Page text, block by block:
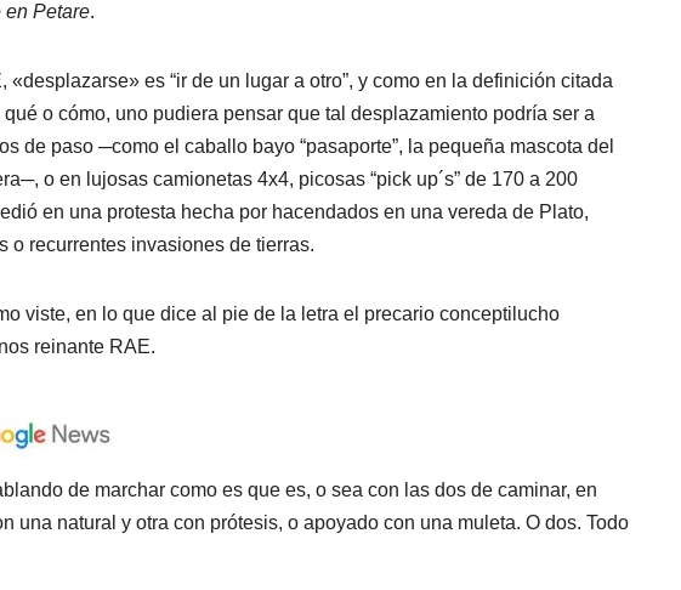
en Petare.
«desplazarse» es “ir de un lugar a otro”, y como en la definición citada
o cómo, uno pudiera pensar que tal desplazamiento podría ser a
de paso ─como el caballo bayo “pasaporte”, la pequeña mascota del
o en lujosas camionetas 4x4, picosas “pick up´s” de 170 a 200
en una protesta hecha por hacendados en una vereda de Plato,
o recurrentes invasiones de tierras.
viste, en lo que dice al pie de la letra el precario conceptilucho
reinante RAE.
de marchar como es que es, o sea con las dos de caminar, en
una natural y otra con prótesis, o apoyado con una muleta. O dos. Todo